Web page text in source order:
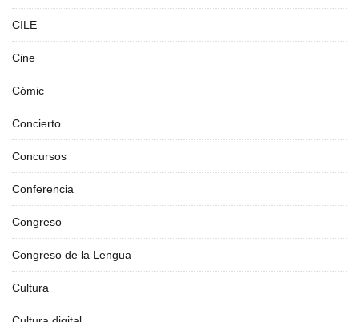
CILE
Cine
Cómic
Concierto
Concursos
Conferencia
Congreso
Congreso de la Lengua
Cultura